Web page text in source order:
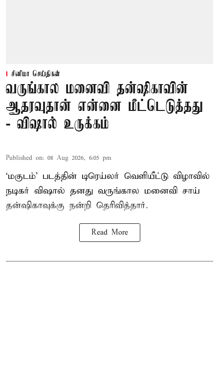
சினிமா செய்திகள்
வருங்கால மனைவி தன்ஷிகாவின்
ஆதரவுதான் என்னை மீட்டெடுத்தது
- விஷால் உருக்கம்
Published on: 08 Aug 2026, 6:05 pm
‘மகுடம்’ படத்தின் டிரெய்லர் வெளியீட்டு விழாவில்
நடிகர் விஷால் தனது வருங்கால மனைவி சாய்
தன்ஷிகாவுக்கு நன்றி தெரிவித்தார்.
Read More